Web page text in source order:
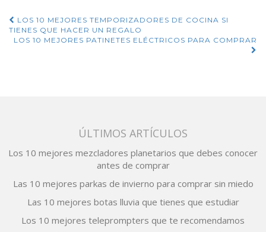
Navegación
de
LOS 10 MEJORES TEMPORIZADORES DE COCINA SI
TIENES QUE HACER UN REGALO
LOS 10 MEJORES PATINETES ELÉCTRICOS PARA COMPRAR
ÚLTIMOS ARTÍCULOS
Los 10 mejores mezcladores planetarios que debes conocer
antes de comprar
Las 10 mejores parkas de invierno para comprar sin miedo
Las 10 mejores botas lluvia que tienes que estudiar
Los 10 mejores teleprompters que te recomendamos